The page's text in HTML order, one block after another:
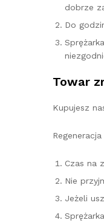
dobrze
Do
Towar
Kupujesz
Czas na
Nie
Jeżeli